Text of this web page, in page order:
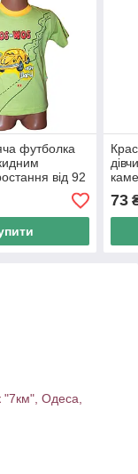
футболка
від 92
73
Одеса,